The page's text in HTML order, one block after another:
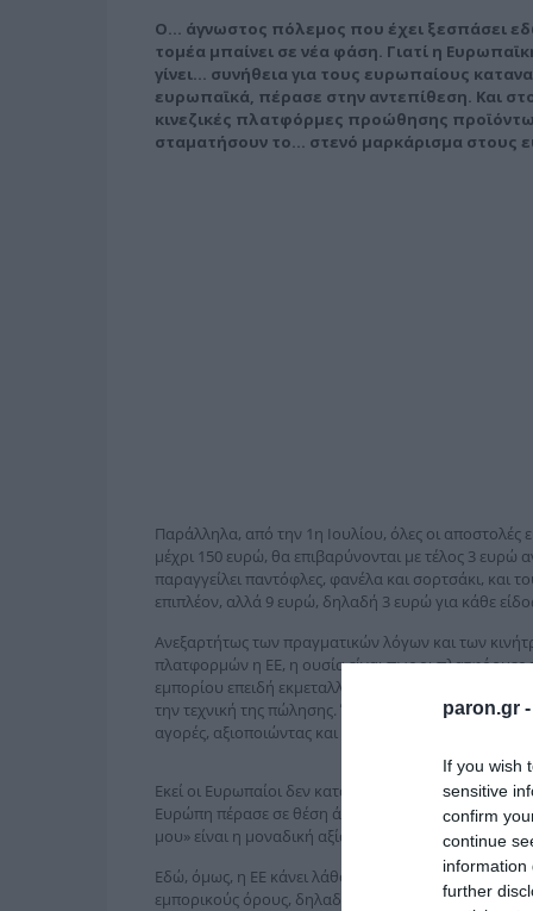
paron.gr -
If you wish
sensitive
confirm
continue
information
further
Ο… άγνωστος πόλεμος που έχει ξεσπάσει
τομέα μπαίνει σε νέα φάση. Γιατί η
γίνει… συνήθεια για τους ευρωπαίους
ευρωπαϊκά, πέρασε στην αντεπίθεση. Και
κινεζικές πλατφόρμες προώθησης
σταματήσουν το… στενό μαρκάρισμα στους
Παράλληλα, από την 1η Ιουλίου, όλες οι
μέχρι 150 ευρώ, θα επιβαρύνονται με τέλος 3 ευρώ
παραγγείλει παντόφλες, φανέλα και σορτσάκι, και
επιπλέον, αλλά 9 ευρώ, δηλαδή 3 ευρώ για κάθε
Ανεξαρτήτως των πραγματικών λόγων και των
πλατφορμών η ΕΕ, η ουσία είναι πως οι
εμπορίου επειδή εκμεταλλεύονται στο έπακρο την
την τεχνική της πώλησης. Έτσι, κατάφεραν να
αγορές, αξιοποιώντας και τη δυνατότητα των εξ
Εκεί οι Ευρωπαίοι δεν κατάφεραν να τις
Ευρώπη πέρασε σε θέση άμυνας και άρχισε να…
μου» είναι η μοναδική αξία.
Εδώ, όμως, η ΕΕ κάνει λάθος. Γιατί προσπαθεί να
εμπορικούς όρους, δηλαδή, απεμπολεί την αρχή